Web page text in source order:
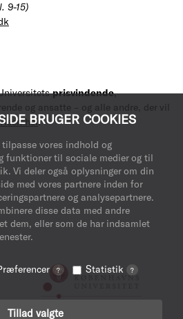
BRUGER COOKIES
vores indhold og
funktioner til sociale medier og til
Vi deler også oplysninger om din
med vores partnere inden for
og analysepartnere.
disse data med andre
dem, eller som de har indsamlet
? Statistik ?
Tillad valgte
9-15)
prisvindende,
og ansatte – og alle andre, der vil
her.